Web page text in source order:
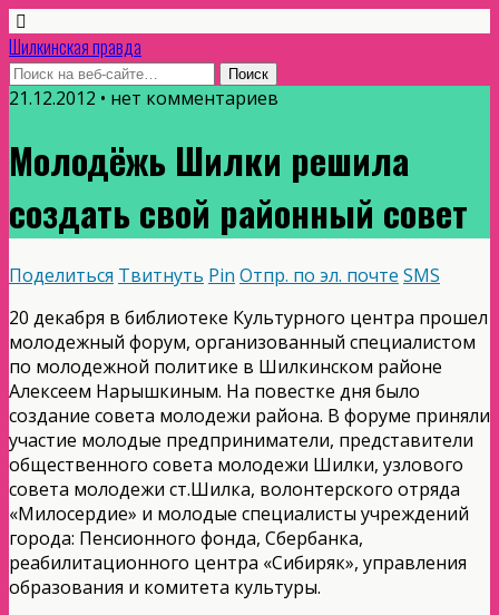
Шилкинская правда
21.12.2012 • нет комментариев
Молодёжь Шилки решила
создать свой районный совет
Поделиться Твитнуть Pin Отпр. по эл. почте SMS
20 декабря в библиотеке Культурного центра прошел
молодежный форум, организованный специалистом
по молодежной политике в Шилкинском районе
Алексеем Нарышкиным. На повестке дня было
создание совета молодежи района. В форуме приняли
участие молодые предприниматели, представители
общественного совета молодежи Шилки, узлового
совета молодежи ст.Шилка, волонтерского отряда
«Милосердие» и молодые специалисты учреждений
города: Пенсионного фонда, Сбербанка,
реабилитационного центра «Сибиряк», управления
образования и комитета культуры.